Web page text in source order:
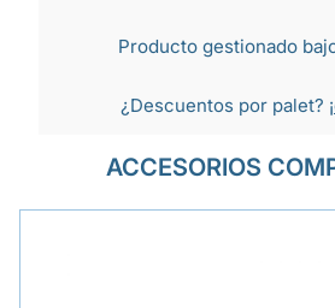
Producto gestionado
¿Descuentos por palet?
ACCESORIOS